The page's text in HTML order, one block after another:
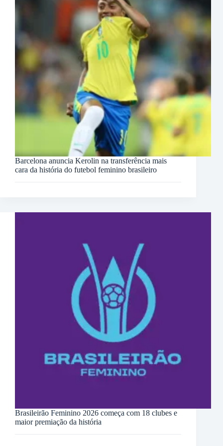
Barcelona anuncia Kerolin na transferência mais
cara da história do futebol feminino brasileiro
Brasileirão Feminino 2026 começa com 18 clubes e
maior premiação da história